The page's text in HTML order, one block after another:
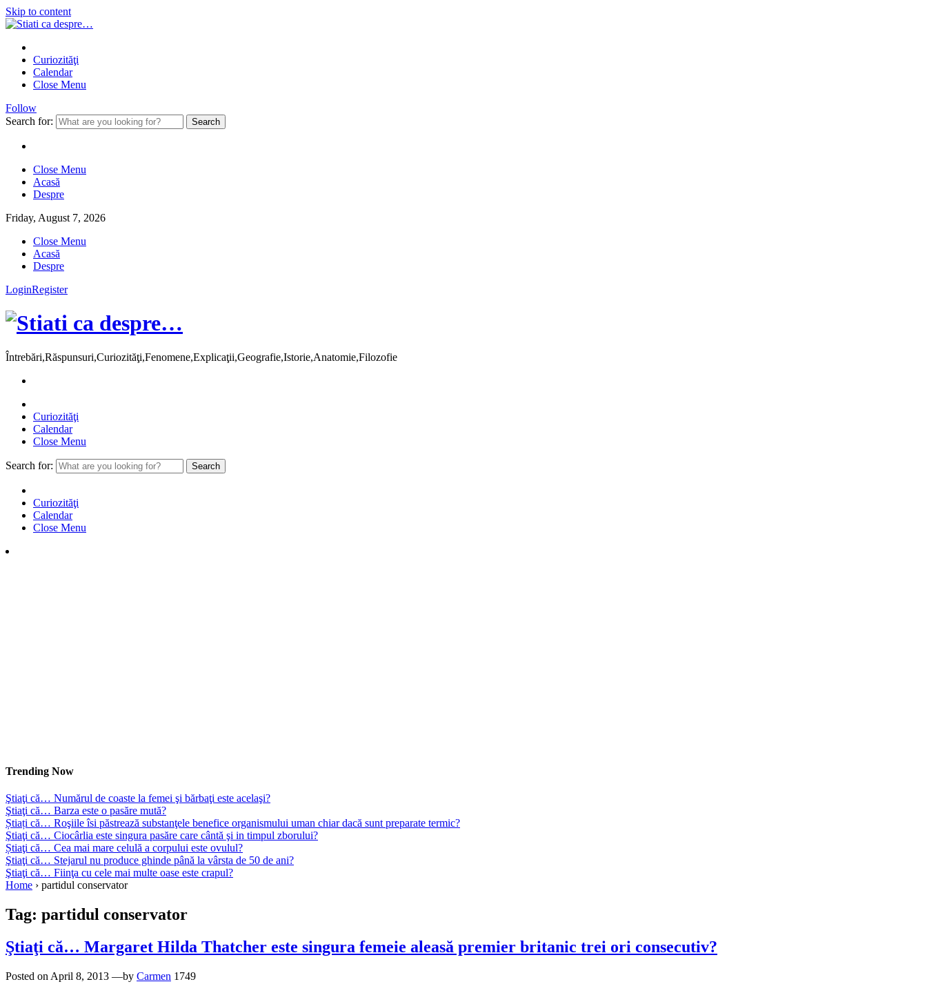
Skip to content
Curiozităţi
Calendar
Close Menu
Follow
Search for:
Close Menu
Acasă
Despre
Friday, August 7, 2026
Close Menu
Acasă
Despre
LoginRegister
Întrebări,Răspunsuri,Curiozităţi,Fenomene,Explicaţii,Geografie,Istorie,Anatomie,Filozofie
Curiozităţi
Calendar
Close Menu
Search for:
Curiozităţi
Calendar
Close Menu
Trending Now
Ştiaţi că… Numărul de coaste la femei şi bărbaţi este acelaşi?
Ştiaţi că… Barza este o pasăre mută?
Știați că… Roşiile îsi păstrează substanţele benefice organismului uman chiar dacă sunt preparate termic?
Ştiaţi că… Ciocârlia este singura pasăre care cântă şi in timpul zborului?
Știaţi că… Cea mai mare celulă a corpului este ovulul?
Ştiaţi că… Stejarul nu produce ghinde până la vârsta de 50 de ani?
Ştiaţi că… Fiinţa cu cele mai multe oase este crapul?
Home › partidul conservator
Tag: partidul conservator
Ştiaţi că… Margaret Hilda Thatcher este singura femeie aleasă premier britanic trei ori consecutiv?
Posted on April 8, 2013 —by Carmen 1749